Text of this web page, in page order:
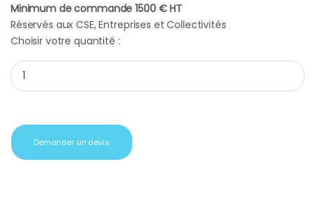
Minimum de commande 1500 € HT
Réservés aux CSE, Entreprises et Collectivités
Choisir votre quantité :
Clé USB personnalisée Niro 4Go noir quantity
Demander un devis